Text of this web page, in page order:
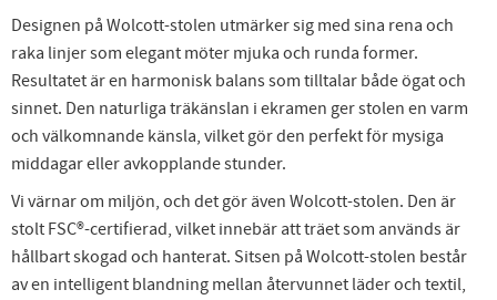
Designen på Wolcott-stolen utmärker sig med sina rena och
raka linjer som elegant möter mjuka och runda former.
Resultatet är en harmonisk balans som tilltalar både ögat och
sinnet. Den naturliga träkänslan i ekramen ger stolen en varm
och välkomnande känsla, vilket gör den perfekt för mysiga
middagar eller avkopplande stunder.
Vi värnar om miljön, och det gör även Wolcott-stolen. Den är
stolt FSC®-certifierad, vilket innebär att träet som används är
hållbart skogad och hanterat. Sitsen på Wolcott-stolen består
av en intelligent blandning mellan återvunnet läder och textil,